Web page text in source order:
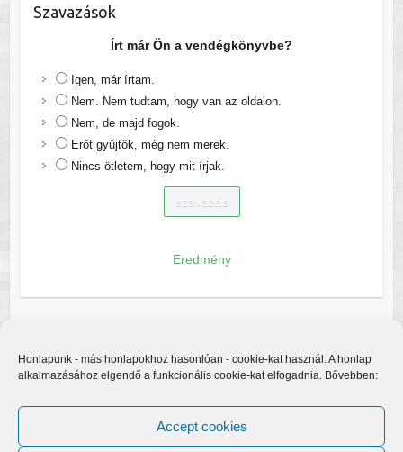
Honlapunk - más honlapokhoz hasonlóan - cookie-kat használ. A honlap
alkalmazásához elgendő a funkcionális cookie-kat elfogadnia. Bővebben:
Accept cookies
Szavazások
Írt már Ön a vendégkönyvbe?
Igen, már írtam.
Nem. Nem tudtam, hogy van az oldalon.
Nem, de majd fogok.
Erőt gyűjtök, még nem merek.
Nincs ötletem, hogy mit írjak.
Eredmény